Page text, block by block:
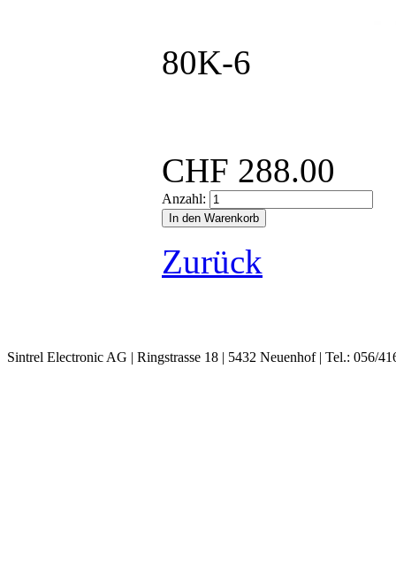
80K-6
CHF 288.00
Anzahl:
Zurück
Sintrel Electronic AG | Ringstrasse 18 | 5432 Neuenhof | Tel.: 056/